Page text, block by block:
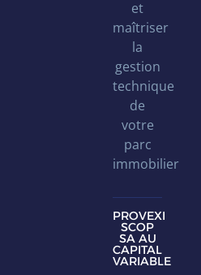
et
maîtriser
la
gestion
technique
de
votre
parc
immobilier
PROVEXI
SCOP
SA AU
CAPITAL
VARIABLE